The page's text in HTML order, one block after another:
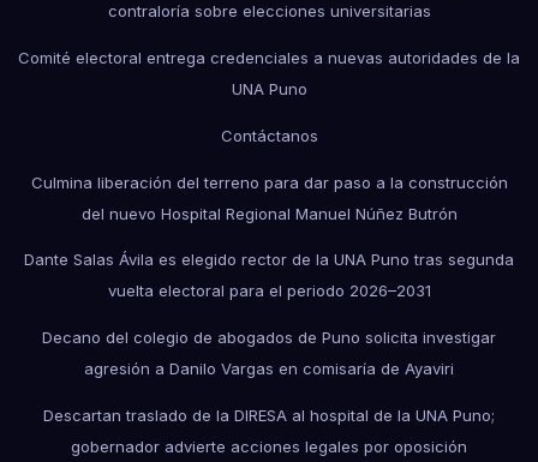
contraloría sobre elecciones universitarias
Comité electoral entrega credenciales a nuevas autoridades de la
UNA Puno
Contáctanos
Culmina liberación del terreno para dar paso a la construcción
del nuevo Hospital Regional Manuel Núñez Butrón
Dante Salas Ávila es elegido rector de la UNA Puno tras segunda
vuelta electoral para el periodo 2026–2031
Decano del colegio de abogados de Puno solicita investigar
agresión a Danilo Vargas en comisaría de Ayaviri
Descartan traslado de la DIRESA al hospital de la UNA Puno;
gobernador advierte acciones legales por oposición